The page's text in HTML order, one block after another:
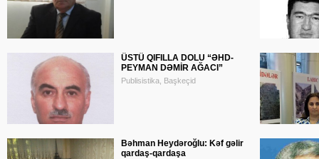
ÜSTÜ QIFILLA DOLU “ƏHD-
PEYMAN DƏMİR AĞACI”
Publisistika, Başkeçid
Bəhman Heydəroğlu: Kəf gəlir
qardaş-qardaşa